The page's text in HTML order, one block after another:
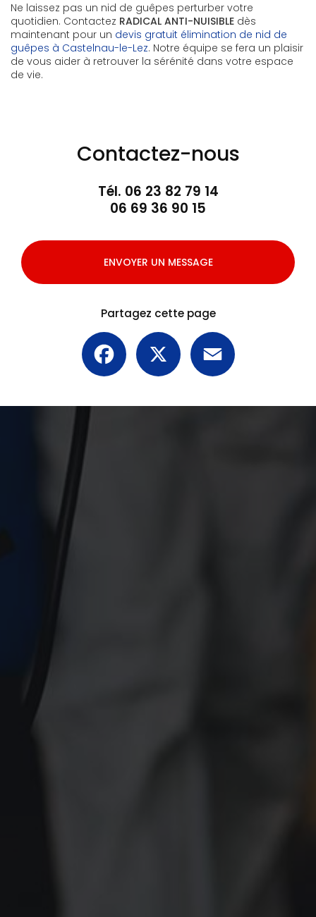
Ne laissez pas un nid de guêpes perturber votre
quotidien. Contactez RADICAL ANTI-NUISIBLE dès
maintenant pour un devis gratuit élimination de nid de
guêpes à Castelnau-le-Lez. Notre équipe se fera un plaisir
de vous aider à retrouver la sérénité dans votre espace
de vie.
Contactez-nous
Tél. 06 23 82 79 14
06 69 36 90 15
ENVOYER UN MESSAGE
Partagez cette page
Facebook